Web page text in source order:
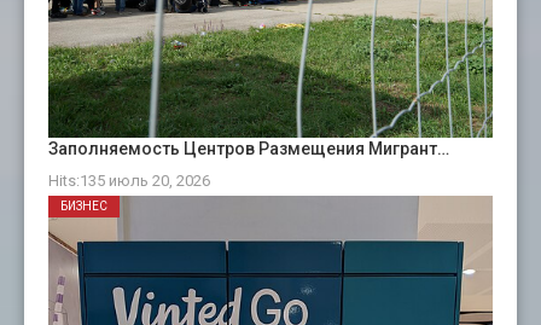
Заполняемость Центров Размещения Мигрант…
Hits:135 июль 20, 2026
БИЗНЕС